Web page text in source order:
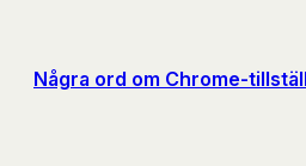
Några ord om Chrome-